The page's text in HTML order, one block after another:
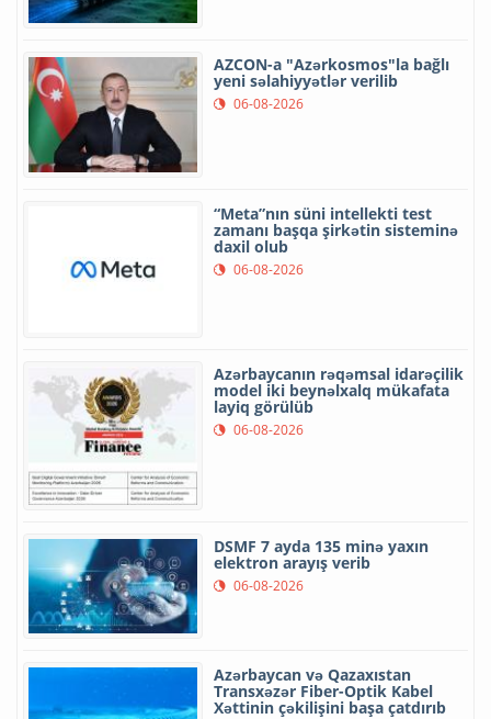
AZCON-a "Azərkosmos"la bağlı
yeni səlahiyyətlər verilib
06-08-2026
“Meta”nın süni intellekti test
zamanı başqa şirkətin sisteminə
daxil olub
06-08-2026
Azərbaycanın rəqəmsal idarəçilik
model iki beynəlxalq mükafata
layiq görülüb
06-08-2026
DSMF 7 ayda 135 minə yaxın
elektron arayış verib
06-08-2026
Azərbaycan və Qazaxıstan
Transxəzər Fiber-Optik Kabel
Xəttinin çəkilişini başa çatdırıb